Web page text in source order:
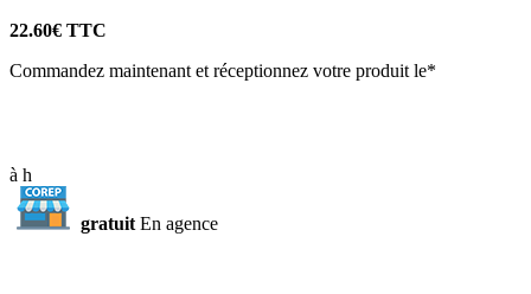
22.60€ TTC
Commandez maintenant et réceptionnez votre produit le*
à h
gratuit En agence